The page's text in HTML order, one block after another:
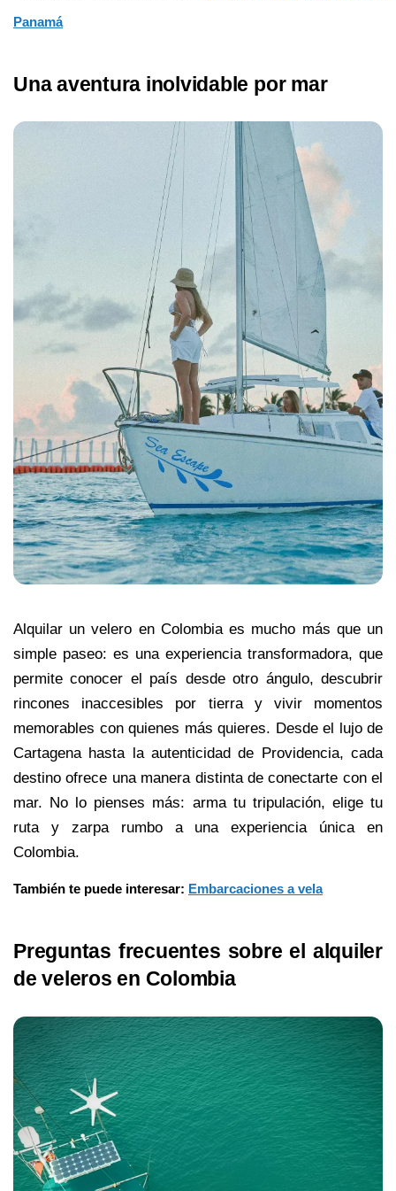
Panamá
Una aventura inolvidable por mar
Alquilar un velero en Colombia es mucho más que un
simple paseo: es una experiencia transformadora, que
permite conocer el país desde otro ángulo, descubrir
rincones inaccesibles por tierra y vivir momentos
memorables con quienes más quieres. Desde el lujo de
Cartagena hasta la autenticidad de Providencia, cada
destino ofrece una manera distinta de conectarte con el
mar. No lo pienses más: arma tu tripulación, elige tu
ruta y zarpa rumbo a una experiencia única en
Colombia.
También te puede interesar: Embarcaciones a vela
Preguntas frecuentes sobre el alquiler
de veleros en Colombia